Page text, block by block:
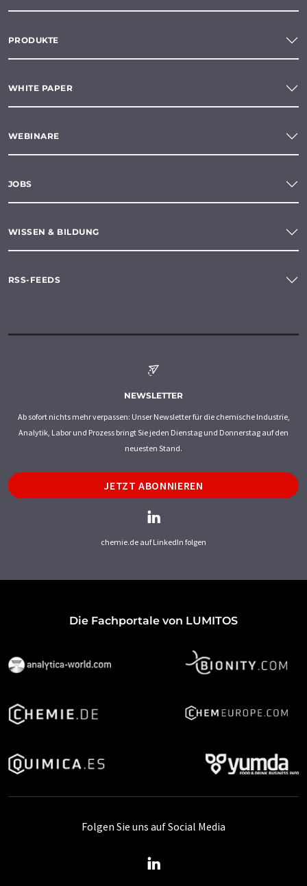
PRODUKTE
WHITE PAPER
WEBINARE
JOBS
WISSEN & BILDUNG
RSS-FEEDS
NEWSLETTER
Ab sofort nichts mehr verpassen: Unser Newsletter für die chemische Industrie,
Analytik, Labor und Prozess bringt Sie jeden Dienstag und Donnerstag auf den
neuesten Stand.
JETZT ABONNIEREN
chemie.de auf LinkedIn folgen
Die Fachportale von LUMITOS
Folgen Sie uns auf Social Media